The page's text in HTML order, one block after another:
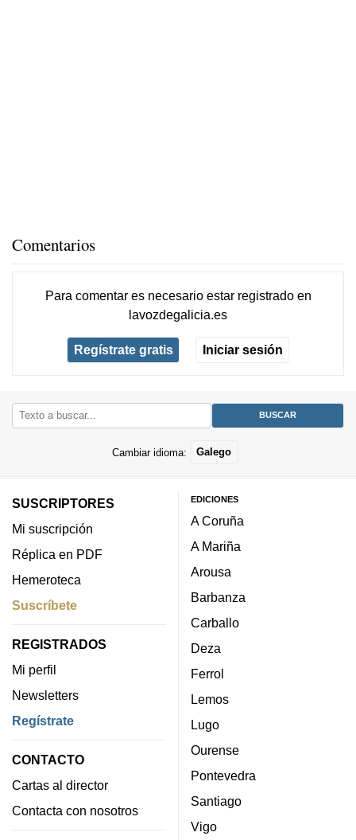
Comentarios
Para comentar es necesario estar registradoen
lavozdegalicia.es
Regístrate gratis Iniciar sesión
Cambiar idioma: Galego
SUSCRIPTORES
Mi suscripción
Réplica en PDF
Hemeroteca
Suscríbete
REGISTRADOS
Mi perfil
Newsletters
Regístrate
CONTACTO
Cartas al director
Contacta con nosotros
EDICIONES
A Coruña
A Mariña
Arousa
Barbanza
Carballo
Deza
Ferrol
Lemos
Lugo
Ourense
Pontevedra
Santiago
Vigo